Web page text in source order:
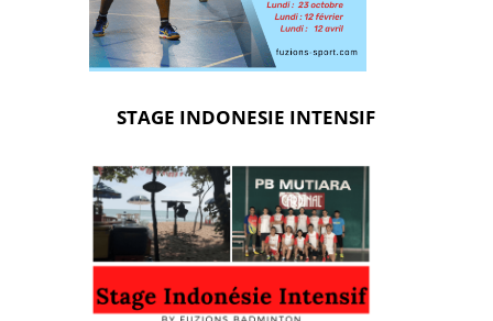
STAGE INDONESIE INTENSIF